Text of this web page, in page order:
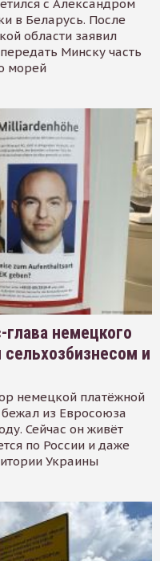
с Александром
в Беларусь. После
области заявил
Минску часть
морей
немецкого
сельхозбизнесом и
немецкой платёжной
из Евросоюза
Сейчас он живёт
по России и даже
Украины